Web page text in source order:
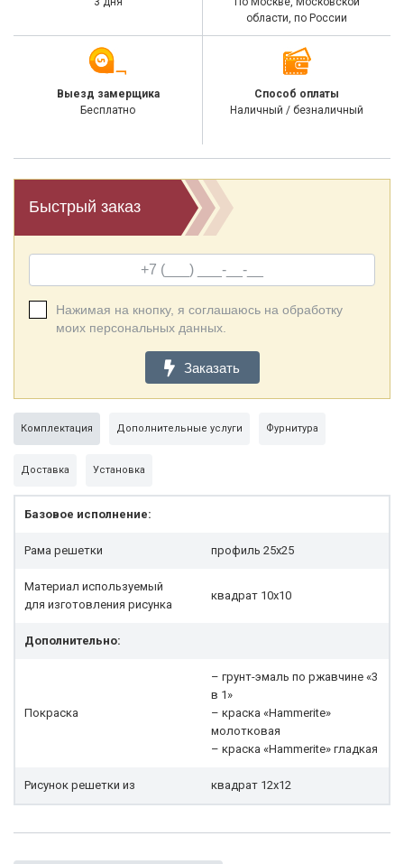
области, по России
Выезд замерщика
Бесплатно
Способ оплаты
Наличный / безналичный
Быстрый заказ
Нажимая на кнопку, я соглашаюсь на обработку
моих персональных данных.
Заказать
Комплектация Дополнительные услуги Фурнитура
Доставка Установка
Базовое исполнение:
Рама решетки профиль 25x25
Материал используемый
для изготовления рисунка
квадрат 10х10
Дополнительно:
Покраска
– грунт-эмаль по ржавчине «3
в 1»
– краска «Hammerite»
молотковая
– краска «Hammerite» гладкая
Рисунок решетки из квадрат 12х12